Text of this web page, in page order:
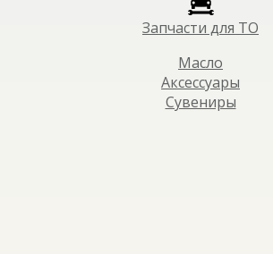
Запчасти для ТО
Масло
Аксессуары
Сувениры